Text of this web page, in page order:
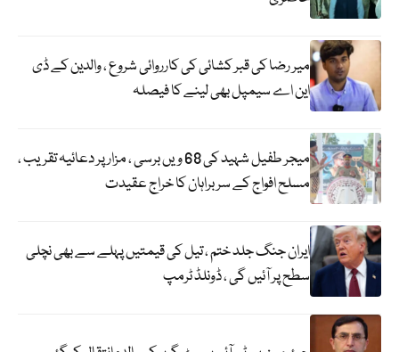
میر رضا کی قبر کشائی کی کارروائی شروع ، والدین کے ڈی
این اے سیمپل بھی لینے کا فیصلہ
میجر طفیل شہید کی 68 ویں برسی ، مزار پر دعائیہ تقریب ،
مسلح افواج کے سربراہان کا خراج عقیدت
ایران جنگ جلد ختم ، تیل کی قیمتیں پہلے سے بھی نچلی
سطح پر آئیں گی ، ڈونلڈ ٹرمپ